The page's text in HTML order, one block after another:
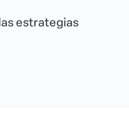
estrategias